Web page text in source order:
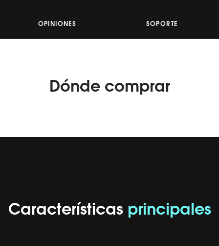
OPINIONES SOPORTE
Dónde comprar
Características principales